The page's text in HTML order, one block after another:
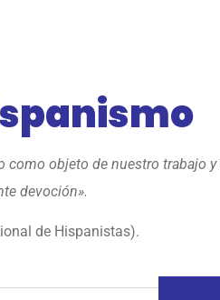
objeto de nuestro trabajo
devoción».
de Hispanistas).